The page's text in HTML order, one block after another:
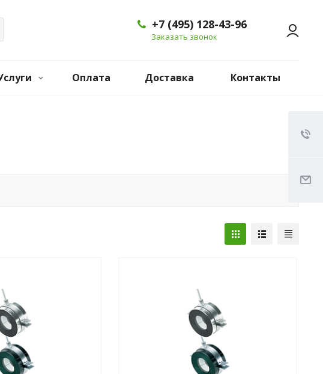
+7 (495) 128-43-96
Заказать звонок
Оплата Доставка Контакты